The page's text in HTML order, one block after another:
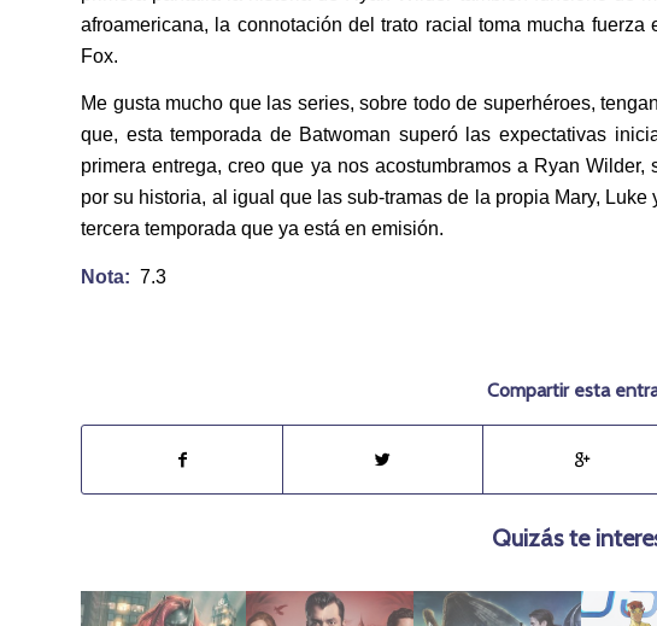
afroamericana, la connotación del trato racial toma mucha
Fox.
Me gusta mucho que las series, sobre todo de superhéroes,
que, esta temporada de Batwoman superó las expectativas
primera entrega, creo que ya nos acostumbramos a Ryan
por su historia, al igual que las sub-tramas de la propia Mary,
tercera temporada que ya está en emisión.
Nota: 7.3
Compartir esta
Quizás te